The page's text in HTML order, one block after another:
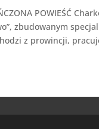
POWIEŚĆ
zbudowanym
z prowincji,